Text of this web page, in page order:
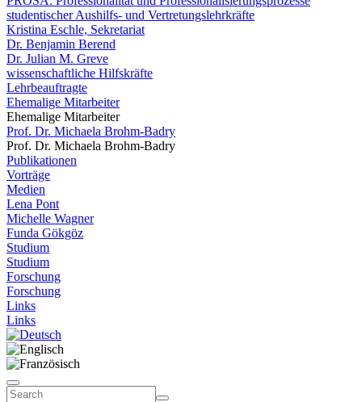
studentischer Aushilfs- und Vertretungslehrkräfte
Kristina Eschle, Sekretariat
Dr. Benjamin Berend
Dr. Julian M. Greve
wissenschaftliche Hilfskräfte
Lehrbeauftragte
Ehemalige Mitarbeiter
Ehemalige Mitarbeiter
Prof. Dr. Michaela Brohm-Badry
Prof. Dr. Michaela Brohm-Badry
Publikationen
Vorträge
Medien
Lena Pont
Michelle Wagner
Funda Gökgöz
Studium
Studium
Forschung
Forschung
Links
Links